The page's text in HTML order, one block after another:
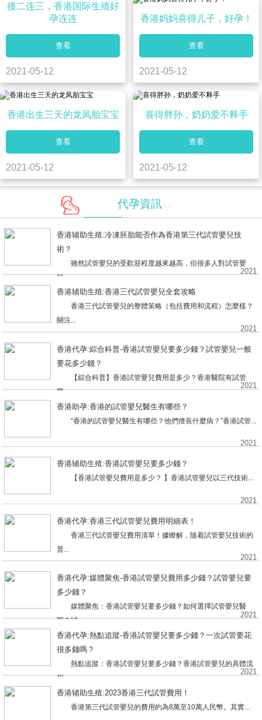
接二连三，香港国际生殖好
孕连连
查看
2021-05-12
香港妈妈喜得儿子，好孕！
查看
2021-05-12
香港出生三天的龙凤胎宝宝
查看
2021-05-12
喜得胖孙，奶奶爱不释手
查看
2021-05-12
代孕資訊
香港辅助生殖:冷凍胚胎能否作為香港第三代試管嬰兒技
術？
雖然試管嬰兒的受歡迎程度越來越高，但很多人對試管嬰
兒...
2021
香港辅助生殖:香港三代試管嬰兒全套攻略
香港三代試管嬰兒的整體策略（包括費用和流程）怎麼樣？
關注...
2021
香港代孕:綜合科普-香港試管嬰兒要多少錢？試管嬰兒一般
要花多少錢？
【綜合科普】香港試管嬰兒費用是多少？香港醫院有試管
嬰...
2021
香港助孕:香港的試管嬰兒醫生有哪些？
“香港的試管嬰兒醫生有哪些？他們擅長什麼病？”香港試管...
2021
香港辅助生殖:香港試管嬰兒要多少錢？
【香港試管嬰兒費用是多少？ 】香港試管嬰兒以三代技術...
2021
香港代孕:香港三代試管嬰兒費用明細表！
香港三代試管嬰兒費用清單！據瞭解，隨着試管嬰兒技術的
普...
2021
香港代孕:媒體聚焦-香港試管嬰兒費用多少錢？試管嬰兒要
多少錢？
媒體聚焦：香港試管嬰兒要多少錢？如何選擇試管嬰兒醫
院？試...
2021
香港代孕:熱點追蹤-香港試管嬰兒要多少錢？一次試管要花
很多錢嗎？
熱點追蹤：香港試管嬰兒要多少錢？香港試管嬰兒的具體流
程...
2021
香港辅助生殖:2023香港三代試管費用！
香港第三代試管嬰兒的費用約為8萬至10萬人民幣。其實...